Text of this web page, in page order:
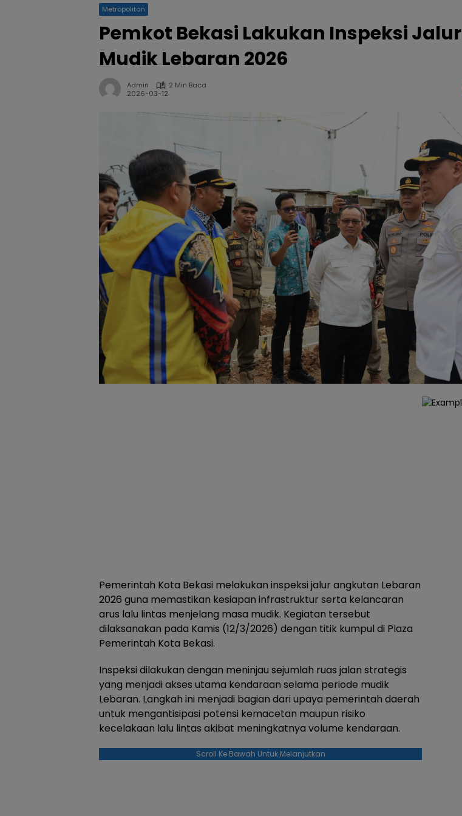
Metropolitan
Pemkot Bekasi Lakukan Inspeksi Jalur
Mudik Lebaran 2026
Admin
2 Min Baca
2026-03-12
Pemerintah Kota Bekasi melakukan inspeksi jalur angkutan Lebaran
2026 guna memastikan kesiapan infrastruktur serta kelancaran
arus lalu lintas menjelang masa mudik. Kegiatan tersebut
dilaksanakan pada Kamis (12/3/2026) dengan titik kumpul di Plaza
Pemerintah Kota Bekasi.
Inspeksi dilakukan dengan meninjau sejumlah ruas jalan strategis
yang menjadi akses utama kendaraan selama periode mudik
Lebaran. Langkah ini menjadi bagian dari upaya pemerintah daerah
untuk mengantisipasi potensi kemacetan maupun risiko
kecelakaan lalu lintas akibat meningkatnya volume kendaraan.
Scroll Ke Bawah Untuk Melanjutkan